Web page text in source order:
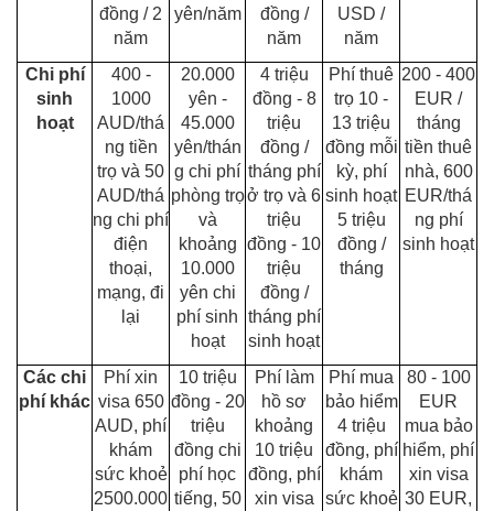
đồng / 2
năm
yên/năm
đồng /
năm
USD /
năm
Chi phí
sinh
hoạt
400 -
1000
AUD/thá
ng tiền
trọ và 50
AUD/thá
ng chi phí
điện
thoại,
mạng, đi
lại
20.000
yên -
45.000
yên/thán
g chi phí
phòng trọ
và
khoảng
10.000
yên chi
phí sinh
hoạt
4 triệu
đồng - 8
triệu
đồng /
tháng phí
ở trọ và 6
triệu
đồng - 10
triệu
đồng /
tháng phí
sinh hoạt
Phí thuê
trọ 10 -
13 triệu
đồng mỗi
kỳ, phí
sinh hoạt
5 triệu
đồng /
tháng
200 - 400
EUR /
tháng
tiền thuê
nhà, 600
EUR/thá
ng phí
sinh hoạt
Các chi
phí khác
Phí xin
visa 650
AUD, phí
khám
sức khoẻ
2500.000
10 triệu
đồng - 20
triệu
đồng chi
phí học
tiếng, 50
Phí làm
hồ sơ
khoảng
10 triệu
đồng, phí
xin visa
Phí mua
bảo hiểm
4 triệu
đồng, phí
khám
sức khoẻ
80 - 100
EUR
mua bảo
hiểm, phí
xin visa
30 EUR,